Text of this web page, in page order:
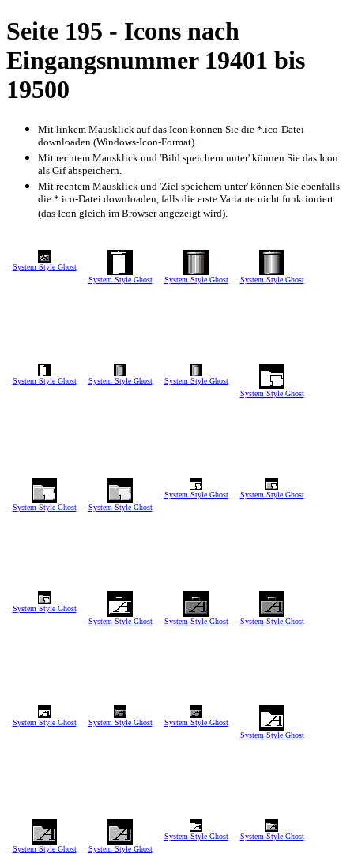
Seite 195 - Icons nach
Eingangsnummer 19401 bis
19500
Mit linkem Mausklick auf das Icon können Sie die *.ico-Datei
downloaden (Windows-Icon-Format).
Mit rechtem Mausklick und 'Bild speichern unter' können Sie das Icon
als Gif abspeichern.
Mit rechtem Mausklick und 'Ziel speichern unter' können Sie ebenfalls
die *.ico-Datei downloaden, falls die erste Variante nicht funktioniert
(das Icon gleich im Browser angezeigt wird).
System Style Ghost
System Style Ghost
System Style Ghost System Style Ghost
System Style Ghost System Style Ghost
System Style Ghost
System Style Ghost
System Style Ghost System Style Ghost
System Style Ghost System Style Ghost
System Style Ghost
System Style Ghost
System Style Ghost System Style Ghost
System Style Ghost System Style Ghost
System Style Ghost
System Style Ghost
System Style Ghost System Style Ghost
System Style Ghost System Style Ghost